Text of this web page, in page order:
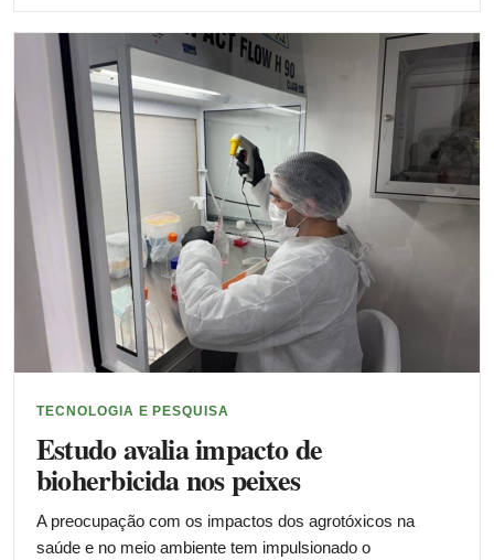
TECNOLOGIA E PESQUISA
Estudo avalia impacto de
bioherbicida nos peixes
A preocupação com os impactos dos agrotóxicos na
saúde e no meio ambiente tem impulsionado o